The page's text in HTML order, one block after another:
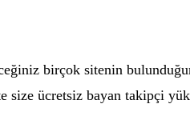
birçok sitenin
size ücretsiz bayan takipçi